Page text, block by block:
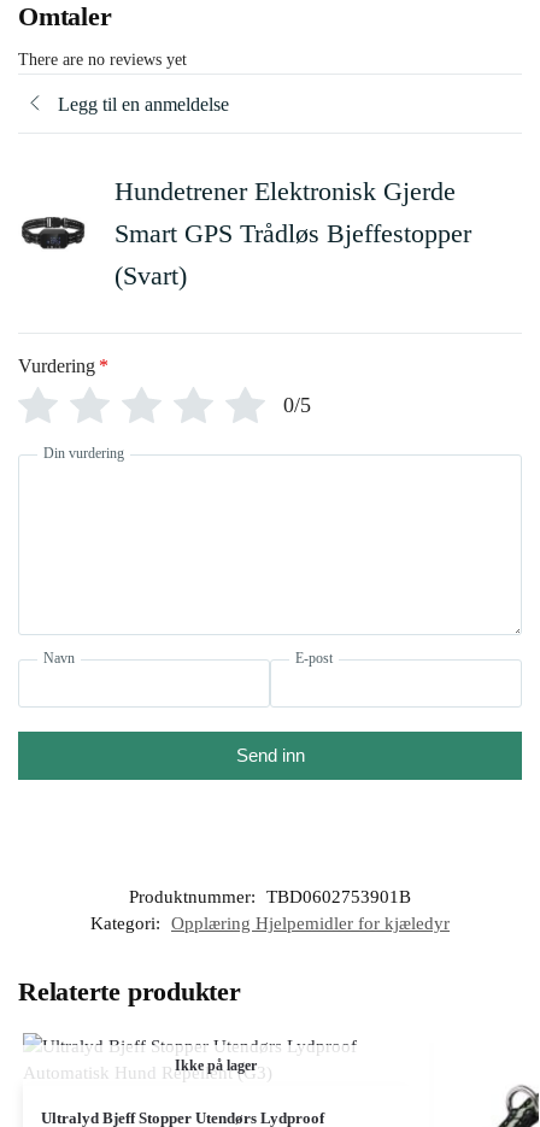
Omtaler
There are no reviews yet
Legg til en anmeldelse
Hundetrener Elektronisk Gjerde
Smart GPS Trådløs Bjeffestopper
(Svart)
Vurdering *
0/5
Din vurdering
Navn E-post
Send inn
Produktnummer:
TBD0602753901B
Kategori:
Opplæring Hjelpemidler for kjæledyr
Relaterte produkter
Ikke på lager
Ultralyd Bjeff Stopper Utendørs Lydproof